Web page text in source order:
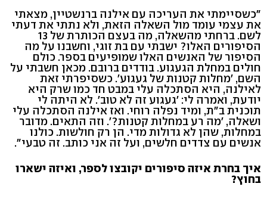
"כשסיימתי את העריכה עם אילנה ברנשטיין, מצאתי
את עצמי עומד מול השאלה הזאת, ולא נתתי את דעתי
לשם. ברחתי מהשאלה, מה בעצם הכותרת של 13
הסיפורים האלו? ישבתי עם בת זוגי, וחשבנו על מה
הסיפור של האנשים האלו שמופיעים בספר. כולם
חולים במחלת הגעגוע. בודדים ברובם. מכאן חשבתי על
השם, 'מחלות קטנות של געגוע'. כשסיפרתי זאת
לאילנה, היא הסתכלה עלי במבט חד כמו שרק היא
יודעת, ואמרה לי: 'געגוע זה לא טוב'. לא היתה לי
תוכנית ב"ת, ומיד נפלה רוחי. ואז אילנה הסתכלה עלי
ושאלה, 'מה רע במחלות קטנות?'. וזה התאים. מדובר
במחלות, שהן לא גדולות מדי. הן רק חולשות. כולנו
אנשים עם צדדים חלשים, ועל זה אני כותב. זה טבעי".
איך בחרת איזה סיפורים יקובצו לספר, ואיזה ישארו
בחוץ?